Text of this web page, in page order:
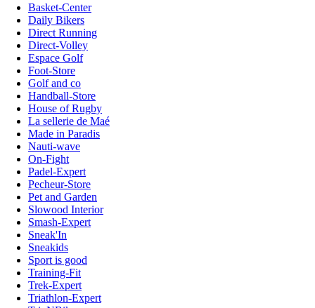
Basket-Center
Daily Bikers
Direct Running
Direct-Volley
Espace Golf
Foot-Store
Golf and co
Handball-Store
House of Rugby
La sellerie de Maé
Made in Paradis
Nauti-wave
On-Fight
Padel-Expert
Pecheur-Store
Pet and Garden
Slowood Interior
Smash-Expert
Sneak'In
Sneakids
Sport is good
Training-Fit
Trek-Expert
Triathlon-Expert